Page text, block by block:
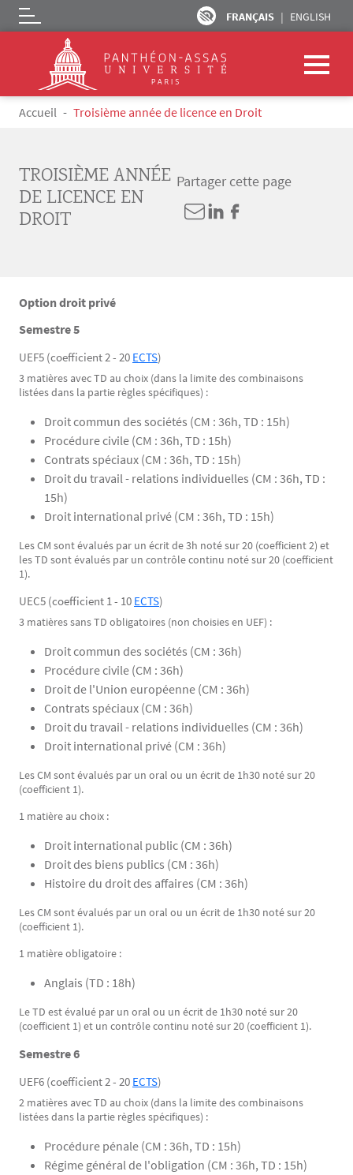
Aller au contenu principal
FRANÇAIS ENGLISH
Logo
Fil d'Ariane
Accueil Troisième année de licence en Droit
TROISIÈME ANNÉE
DE LICENCE EN
DROIT
Partager cette page
Option droit privé
Semestre 5
UEF5 (coefficient 2 - 20 ECTS)
3 matières avec TD au choix (dans la limite des combinaisons
listées dans la partie règles spécifiques) :
Droit commun des sociétés (CM : 36h, TD : 15h)
Procédure civile (CM : 36h, TD : 15h)
Contrats spéciaux (CM : 36h, TD : 15h)
Droit du travail - relations individuelles (CM : 36h, TD :
15h)
Droit international privé (CM : 36h, TD : 15h)
Les CM sont évalués par un écrit de 3h noté sur 20 (coefficient 2) et
les TD sont évalués par un contrôle continu noté sur 20 (coefficient
1).
UEC5 (coefficient 1 - 10 ECTS)
3 matières sans TD obligatoires (non choisies en UEF) :
Droit commun des sociétés (CM : 36h)
Procédure civile (CM : 36h)
Droit de l'Union européenne (CM : 36h)
Contrats spéciaux (CM : 36h)
Droit du travail - relations individuelles (CM : 36h)
Droit international privé (CM : 36h)
Les CM sont évalués par un oral ou un écrit de 1h30 noté sur 20
(coefficient 1).
1 matière au choix :
Droit international public (CM : 36h)
Droit des biens publics (CM : 36h)
Histoire du droit des affaires (CM : 36h)
Les CM sont évalués par un oral ou un écrit de 1h30 noté sur 20
(coefficient 1).
1 matière obligatoire :
Anglais (TD : 18h)
Le TD est évalué par un oral ou un écrit de 1h30 noté sur 20
(coefficient 1) et un contrôle continu noté sur 20 (coefficient 1).
Semestre 6
UEF6 (coefficient 2 - 20 ECTS)
2 matières avec TD au choix (dans la limite des combinaisons
listées dans la partie règles spécifiques) :
Procédure pénale (CM : 36h, TD : 15h)
Régime général de l'obligation (CM : 36h, TD : 15h)